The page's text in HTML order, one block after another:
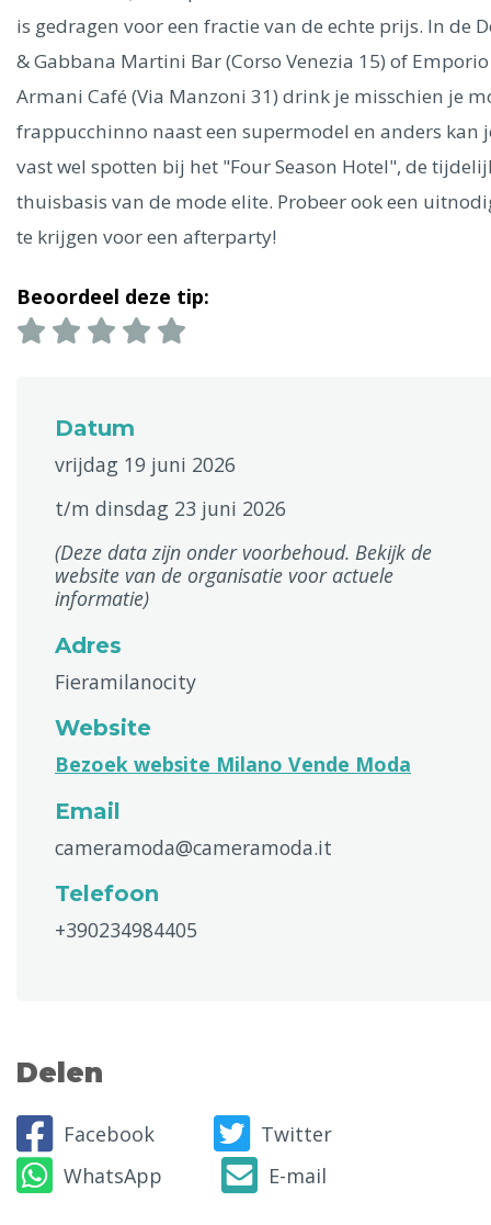
Alles bekijken
is gedragen voor een fractie van de echte prijs. In de
& Gabbana Martini Bar (Corso Venezia 15) of Emporio
Armani Café (Via Manzoni 31) drink je misschien je
frappucchinno naast een supermodel en anders kan
vast wel spotten bij het "Four Season Hotel", de
thuisbasis van de mode elite. Probeer ook een
te krijgen voor een afterparty!
Beoordeel deze tip:
Datum
vrijdag 19 juni 2026
t/m dinsdag 23 juni 2026
(Deze data zijn onder voorbehoud. Bekijk de
website van de organisatie voor actuele
informatie)
Adres
Fieramilanocity
Website
Bezoek website Milano Vende Moda
Email
cameramoda@cameramoda.it
Telefoon
+390234984405
Delen
Facebook
Twitter
WhatsApp
E-mail